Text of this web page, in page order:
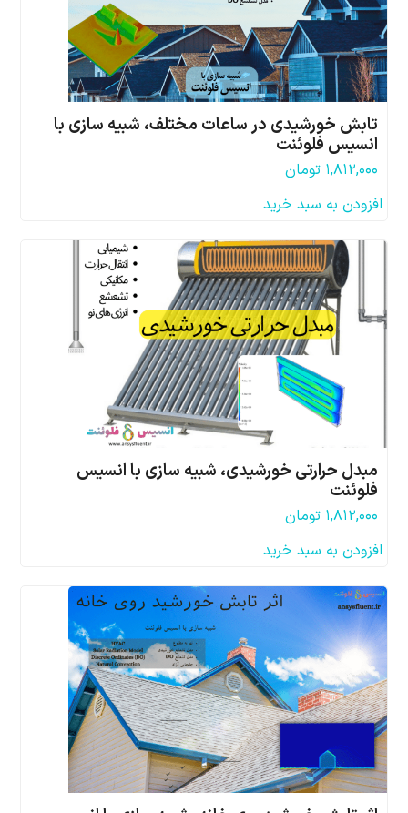
تابش خورشیدی در ساعات مختلف، شبیه سازی با
انسیس فلوئنت
۱,۸۱۲,۰۰۰ تومان
افزودن به سبد خرید
مبدل حرارتی خورشیدی، شبیه سازی با انسیس
فلوئنت
۱,۸۱۲,۰۰۰ تومان
افزودن به سبد خرید